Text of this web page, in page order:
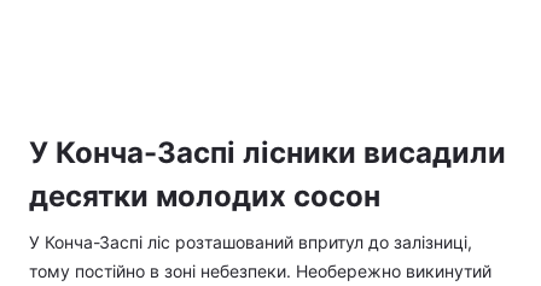
У Конча-Заспі лісники висадили
десятки молодих сосон
У Конча-Заспі ліс розташований впритул до залізниці,
тому постійно в зоні небезпеки. Необережно викинутий